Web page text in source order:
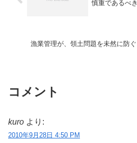
漁業管理が、領土問題を未然に防ぐ
コメント
kuro より:
2010年9月28日 4:50 PM